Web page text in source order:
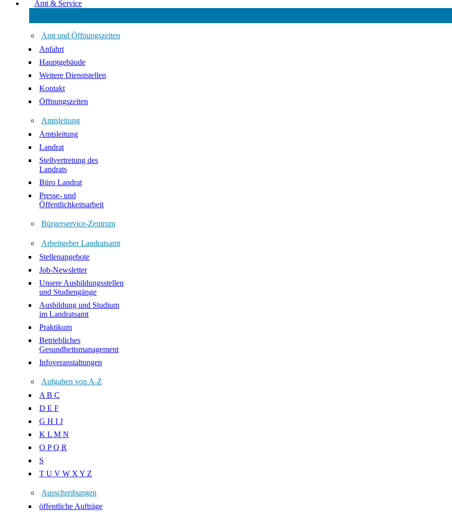
Amt & Service
Amt und Öffnungszeiten
Anfahrt
Hauptgebäude
Weitere Dienststellen
Kontakt
Öffnungszeiten
Amtsleitung
Amtsleitung
Landrat
Stellvertretung des
Landrats
Büro Landrat
Presse- und
Öffentlichkeitsarbeit
Bürgerservice-Zentrum
Arbeitgeber Landratsamt
Stellenangebote
Job-Newsletter
Unsere Ausbildungsstellen
und Studiengänge
Ausbildung und Studium
im Landratsamt
Praktikum
Betriebliches
Gesundheitsmanagement
Infoveranstaltungen
Aufgaben von A-Z
A B C
D E F
G H I J
K L M N
O P Q R
S
T U V W X Y Z
Ausschreibungen
öffentliche Aufträge